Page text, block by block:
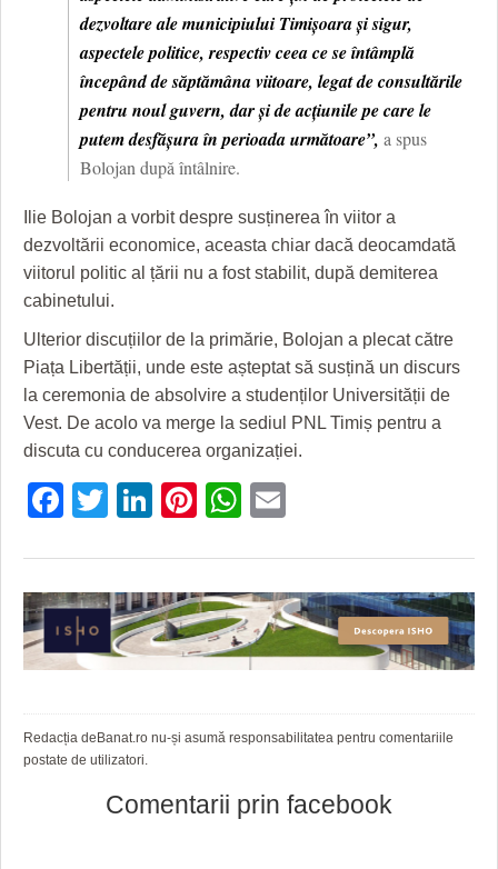
dezvoltare ale municipiului Timișoara și sigur,
aspectele politice, respectiv ceea ce se întâmplă
începând de săptămâna viitoare, legat de consultările
pentru noul guvern, dar și de acțiunile pe care le
putem desfășura în perioada următoare”, a spus
Bolojan după întâlnire.
Ilie Bolojan a vorbit despre susținerea în viitor a
dezvoltării economice, aceasta chiar dacă deocamdată
viitorul politic al țării nu a fost stabilit, după demiterea
cabinetului.
Ulterior discuțiilor de la primărie, Bolojan a plecat către
Piața Libertății, unde este așteptat să susțină un discurs
la ceremonia de absolvire a studenților Universității de
Vest. De acolo va merge la sediul PNL Timiș pentru a
discuta cu conducerea organizației.
Facebook
Twitter
LinkedIn
Pinterest
WhatsApp
Redacția deBanat.ro nu-și asumă responsabilitatea pentru comentariile
postate de utilizatori.
Comentarii prin facebook